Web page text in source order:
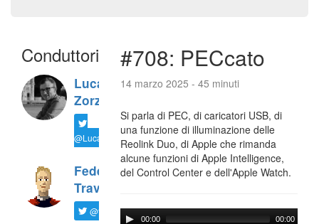
Conduttori
Luca
Zorzi
@LucaTNT
Federico
Travaini
@ftrava
#708: PECcato
14 marzo 2025 - 45 minuti
Si parla di PEC, di caricatori USB, di
una funzione di illuminazione delle
Reolink Duo, di Apple che rimanda
alcune funzioni di Apple Intelligence,
del Control Center e dell'Apple Watch.
00:00 00:00